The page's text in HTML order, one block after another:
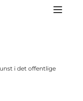
i det offentlige